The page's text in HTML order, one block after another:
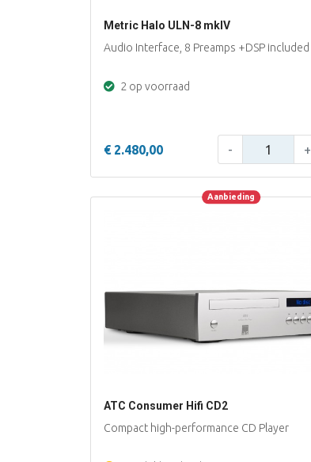
Metric Halo ULN-8 mkIV
Audio Interface, 8 Preamps +DSP included
2 op voorraad
€ 2.480,00 - +
Aanbieding Aanbieding
ATC Consumer Hifi CD2
Compact high-performance CD Player